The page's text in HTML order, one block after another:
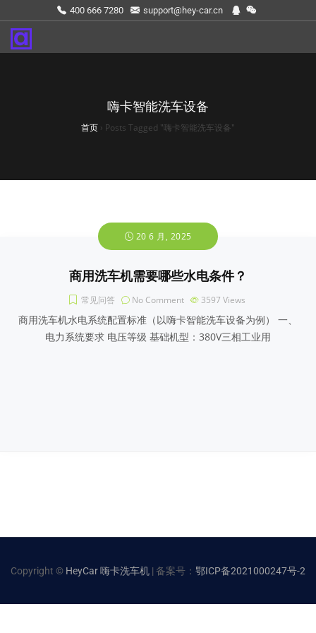
400 666 7280 support@hey-car.cn
嗨卡智能洗车设备
首页 › Posts Tagged "嗨卡智能洗车设备"
20 6 月, 2025
商用洗车机需要哪些水电条件？
常见问答 No Comment 3597 Views
商用洗车机水电系统配置标准（以嗨卡智能洗车设备为例） 一、
电力系统要求 电压等级 基础机型：380V三相工业用
Copyright © HeyCar 嗨卡洗车机 | 备案号： 鄂ICP备2021000247号-2